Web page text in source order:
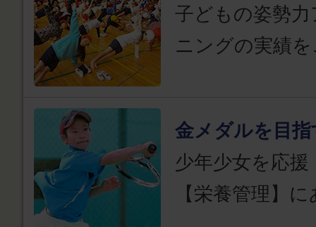
子どもの姿勢
ニングの実績
金メダルを目指
少年少女を応
【栄養管理】